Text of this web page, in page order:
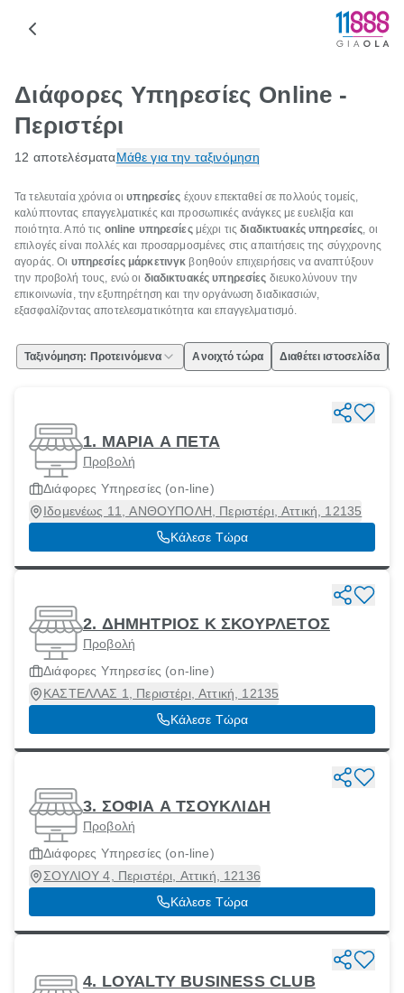
Διάφορες Υπηρεσίες Online -
Περιστέρι
12 αποτελέσματαΜάθε για την ταξινόμηση
Τα τελευταία χρόνια οιυπηρεσίες έχουν επεκταθεί σε πολλούς τομείς,
καλύπτοντας επαγγελματικές και προσωπικές ανάγκες με ευελιξία και
ποιότητα. Από τις online υπηρεσίεςμέχρι τιςδιαδικτυακές υπηρεσίες, οι
επιλογές είναι πολλές και προσαρμοσμένες στις απαιτήσεις της σύγχρονης
αγοράς. Οι υπηρεσίες μάρκετινγκ βοηθούν επιχειρήσεις να αναπτύξουν
την προβολή τους, ενώ οι διαδικτυακές υπηρεσίες διευκολύνουν την
επικοινωνία, την εξυπηρέτηση και την οργάνωση διαδικασιών,
εξασφαλίζοντας αποτελεσματικότητα και επαγγελματισμό.
Ταξινόμηση: Προτεινόμενα Ανοιχτό τώρα Διαθέτει ιστοσελίδα
1. ΜΑΡΙΑ Α ΠΕΤΑ
Προβολή
Διάφορες Υπηρεσίες (οn-line)
Ιδομενέως 11, ΑΝΘΟΥΠΟΛΗ, Περιστέρι, Αττική, 12135
Κάλεσε Τώρα
2. ΔΗΜΗΤΡΙΟΣ Κ ΣΚΟΥΡΛΕΤΟΣ
Προβολή
Διάφορες Υπηρεσίες (οn-line)
ΚΑΣΤΕΛΛΑΣ 1, Περιστέρι, Αττική, 12135
Κάλεσε Τώρα
3. ΣΟΦΙΑ Α ΤΣΟΥΚΛΙΔΗ
Προβολή
Διάφορες Υπηρεσίες (οn-line)
ΣΟΥΛΙΟΥ 4, Περιστέρι, Αττική, 12136
Κάλεσε Τώρα
4. LOYALTY BUSINESS CLUB